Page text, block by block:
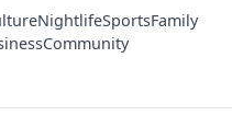
NightlifeSportsFamily
Community